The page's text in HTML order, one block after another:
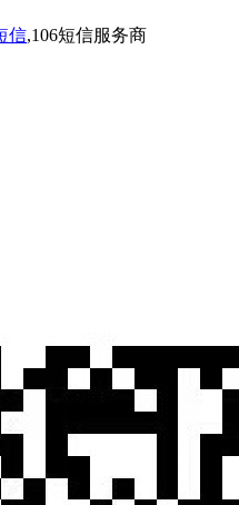
信,106短信服务商